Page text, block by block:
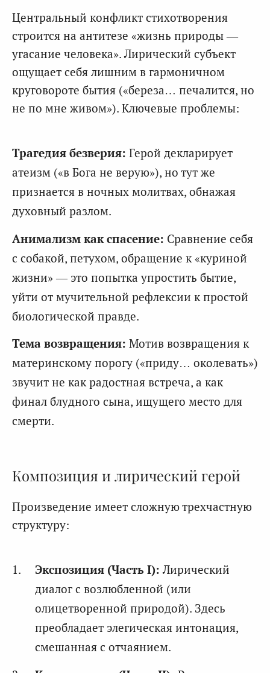
Центральный конфликт стихотворения
строится на антитезе «жизнь природы —
угасание человека». Лирический субъект
ощущает себя лишним в гармоничном
круговороте бытия («береза… печалится, но
не по мне живом»). Ключевые проблемы:
Трагедия безверия: Герой декларирует
атеизм («в Бога не верую»), но тут же
признается в ночных молитвах, обнажая
духовный разлом.
Анимализм как спасение: Сравнение себя
с собакой, петухом, обращение к «куриной
жизни» — это попытка упростить бытие,
уйти от мучительной рефлексии к простой
биологической правде.
Тема возвращения: Мотив возвращения к
материнскому порогу («приду… околевать»)
звучит не как радостная встреча, а как
финал блудного сына, ищущего место для
смерти.
Композиция и лирический герой
Произведение имеет сложную трехчастную
структуру:
Экспозиция (Часть I): Лирический
диалог с возлюбленной (или
олицетворенной природой). Здесь
преобладает элегическая интонация,
смешанная с отчаянием.